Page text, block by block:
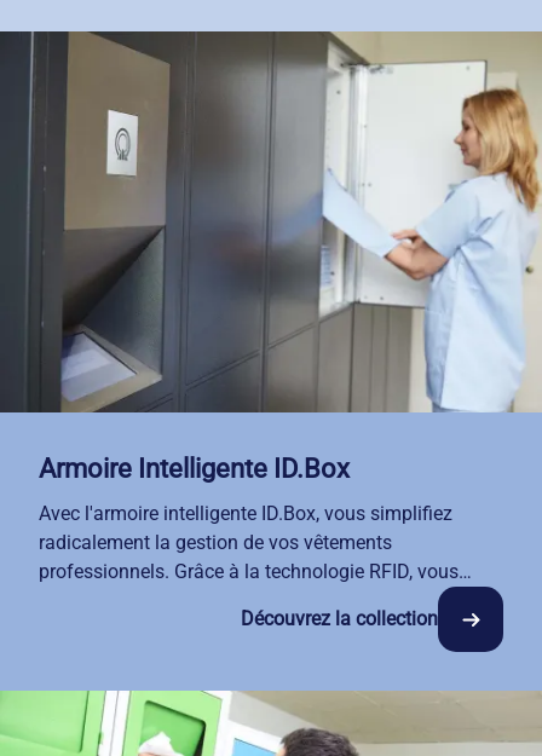
24/7 sur votre Espace Client dédié : date et heure de
collecte, prévision de livraison, type d'article,
attribution nominative, interventions spécifiques. Notre
service de location-entretien connecté vous fait gagner
un temps précieux et simplifie la gestion quotidienne
de vos équipements professionnels.
Armoire Intelligente ID.Box
Avec l'armoire intelligente ID.Box, vous simplifiez
radicalement la gestion de vos vêtements
professionnels. Grâce à la technologie RFID, vous
bénéficiez d'une traçabilité totale depuis la collecte du
linge jusqu'à son retour. Vos équipes accèdent à leurs
tenues 24h/24, en toute autonomie. Notre solution de
location-entretien intègre le suivi automatique des
stocks et vous alerte en temps réel. L'armoire ID.Box
s'adapte à votre réalité terrain et libère du temps pour
Découvrez la collection